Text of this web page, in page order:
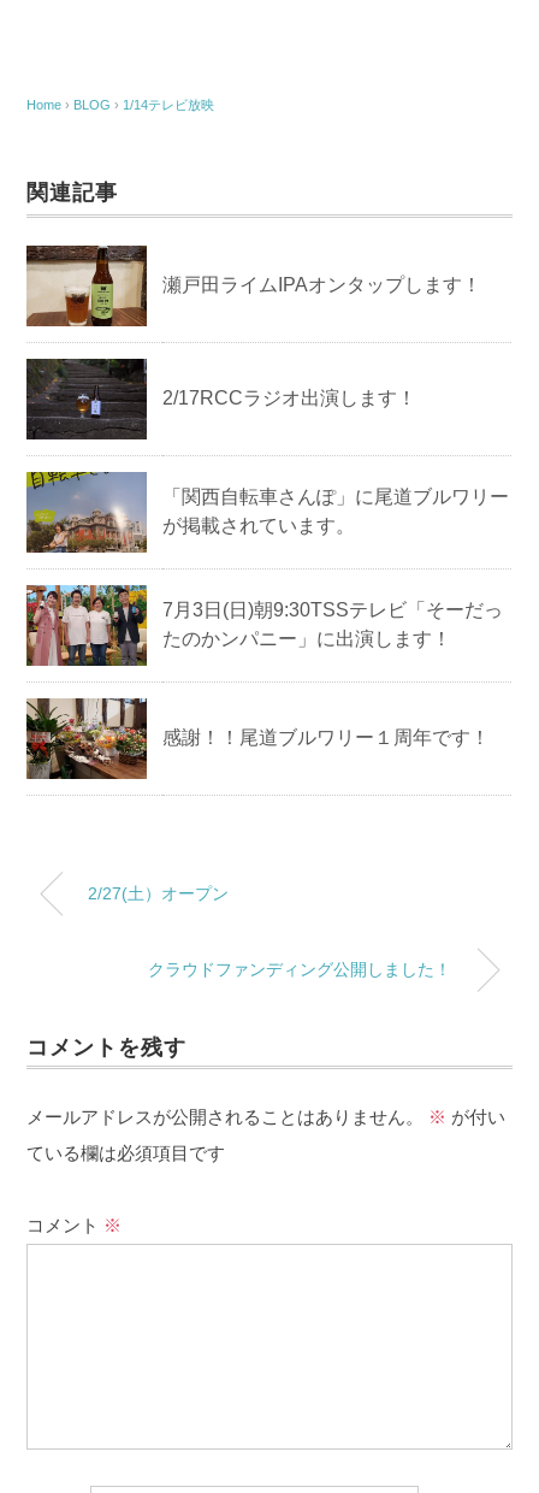
Home › BLOG › 1/14テレビ放映
関連記事
瀬戸田ライムIPAオンタップします！
2/17RCCラジオ出演します！
「関西自転車さんぽ」に尾道ブルワリー
が掲載されています。
7月3日(日)朝9:30TSSテレビ「そーだっ
たのかンパニー」に出演します！
感謝！！尾道ブルワリー１周年です！
2/27(土）オープン
クラウドファンディング公開しました！
コメントを残す
メールアドレスが公開されることはありません。 ※ が付い
ている欄は必須項目です
コメント ※